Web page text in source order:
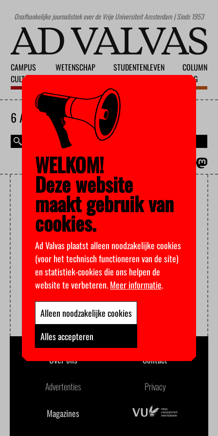
Onafhankelijke journalistiek over de Vrije Universiteit Amsterdam | Sinds 1953
CAMPUS
CULTUUR
WETENSCHAP
STUDENTENLEVEN
COLUMN
BLOG
6 AUGUSTUS 2026
IRAANSE STUDENTEN
Over ons Contact
Advertenties Privacy
Magazines
WELKOM!
Deze website
maakt gebruik van
cookies.
Ad Valvas plaatst alleen noodzakelijke cookies
(voor het technisch functioneren van de site)
en statistiek-cookies die ons helpen de
website te verbeteren.Meer informatie.
Alleen noodzakelijke cookies
Alles accepteren